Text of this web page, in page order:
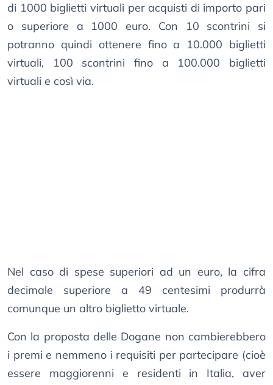
di 1000 biglietti virtuali per acquisti di importo pari
o superiore a 1000 euro. Con 10 scontrini si
potranno quindi ottenere fino a 10.000 biglietti
virtuali, 100 scontrini fino a 100.000 biglietti
virtuali e così via.
Nel caso di spese superiori ad un euro, la cifra
decimale superiore a 49 centesimi produrrà
comunque un altro biglietto virtuale.
Con la proposta delle Dogane non cambierebbero
i premi e nemmeno i requisiti per partecipare (cioè
essere maggiorenni e residenti in Italia, aver